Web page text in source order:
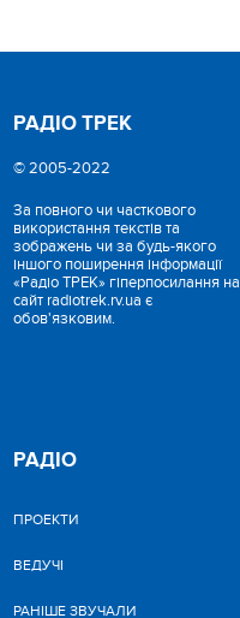
РАДІО ТРЕК
© 2005-2022
За повного чи часткового
використання текстів та
зображень чи за будь-якого
іншого поширення інформації
«Радіо ТРЕК» гіперпосилання на
сайт radiotrek.rv.ua є
обов'язковим.
РАДІО
ПРОЕКТИ
ВЕДУЧІ
РАНІШЕ ЗВУЧАЛИ